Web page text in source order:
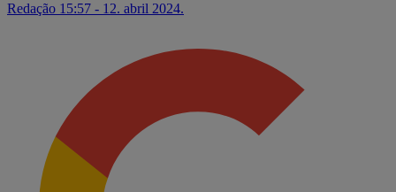
Redação 15:57 - 12. abril 2024.